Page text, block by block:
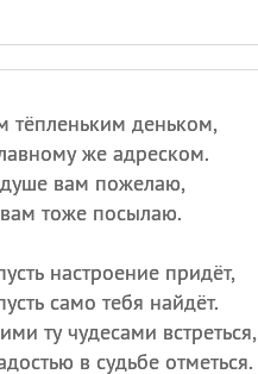
тёпленьким деньком,
же адреском.
вам пожелаю,
тоже посылаю.
настроение придёт,
само тебя найдёт.
ту чудесами встреться,
в судьбе отметься.